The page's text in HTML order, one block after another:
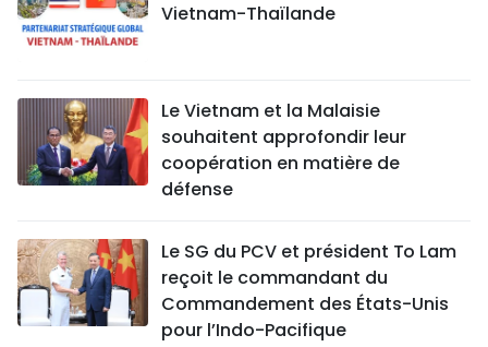
Vietnam-Thaïlande
Le Vietnam et la Malaisie
souhaitent approfondir leur
coopération en matière de
défense
Le SG du PCV et président To Lam
reçoit le commandant du
Commandement des États-Unis
pour l’Indo-Pacifique